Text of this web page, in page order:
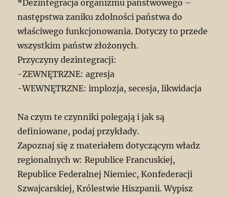
*Dezintegracja organizmu państwowego –
następstwa zaniku zdolności państwa do
właściwego funkcjonowania. Dotyczy to przede
wszystkim państw złożonych.
Przyczyny dezintegracji:
-ZEWNĘTRZNE: agresja
-WEWNĘTRZNE: implozja, secesja, likwidacja
Na czym te czynniki polegają i jak są
definiowane, podaj przykłady.
Zapoznaj się z materiałem dotyczącym władz
regionalnych w: Republice Francuskiej,
Republice Federalnej Niemiec, Konfederacji
Szwajcarskiej, Królestwie Hiszpanii. Wypisz